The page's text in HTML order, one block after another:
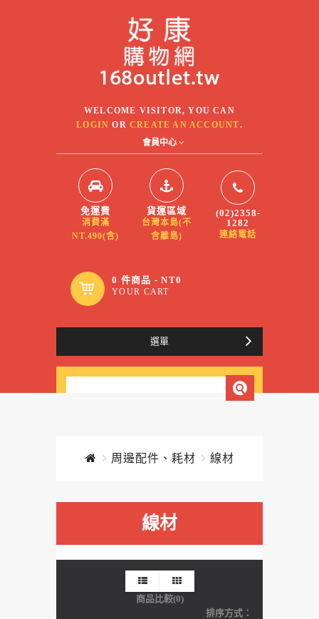
WELCOME VISITOR, YOU CAN
LOGIN ORCREATE AN ACCOUNT.
會員中心
免運費
消費滿
NT.490(含)
貨運區域
台灣本島(不
含離島)
(02)2358-
1282
連絡電話
0 件商品 - NT0
YOUR CART
選單
周邊配件、耗材 線材
線材
商品比較(0)
排序方式：